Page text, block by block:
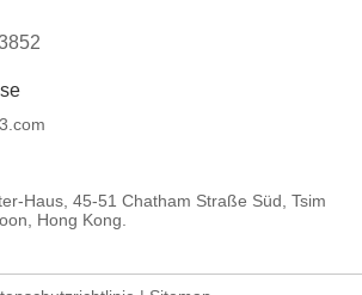
Haus, 45-51 Chatham Straße Süd, Tsim
Hong Kong.